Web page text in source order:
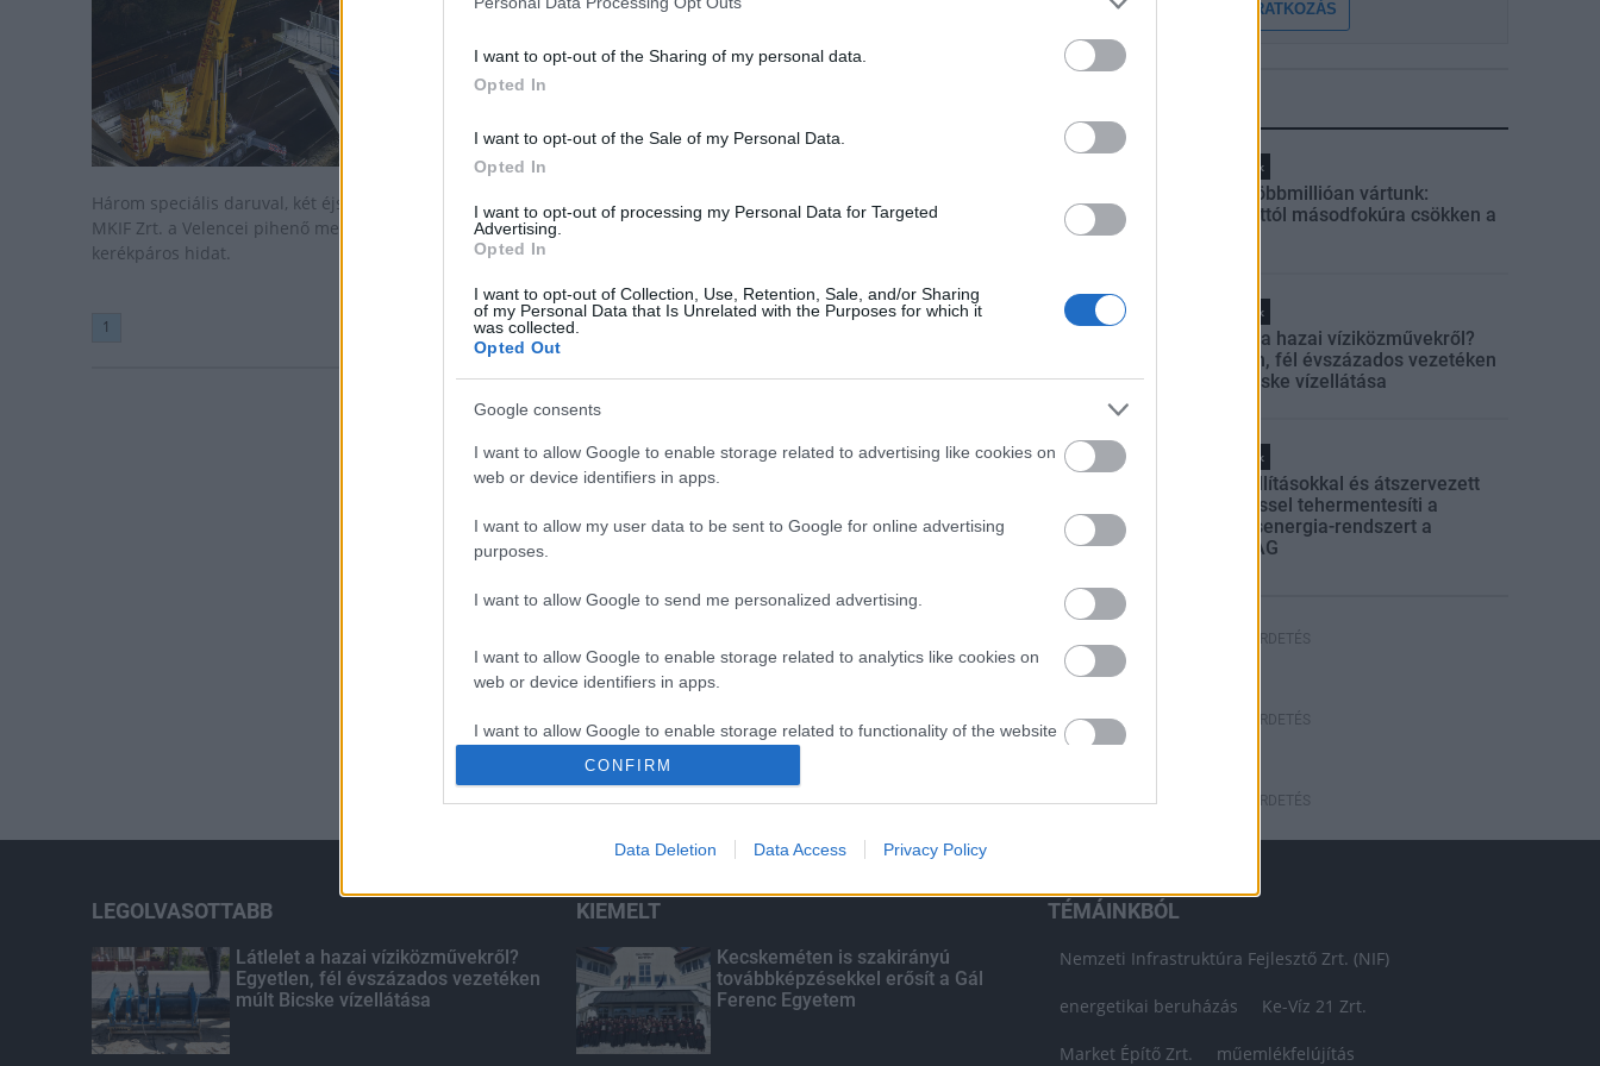
I want to opt-out of the Sharing of my personal data.
Opted In
I want to opt-out of the Sale of my Personal Data.
Opted In
I want to opt-out of processing my Personal Data for Targeted
Advertising.
Opted In
I want to opt-out of Collection, Use, Retention, Sale, and/or Sharing
of my Personal Data that Is Unrelated with the Purposes for which it
was collected.
Opted Out
Google consents
I want to allow Google to enable storage related to advertising like cookies on
web or device identifiers in apps.
I want to allow my user data to be sent to Google for online advertising
purposes.
I want to allow Google to send me personalized advertising.
I want to allow Google to enable storage related to analytics like cookies on
web or device identifiers in apps.
I want to allow Google to enable storage related to functionality of the website
I want to allow Google to enable storage related to personalization.
I want to allow Google to enable storage related to security, including
CONFIRM
Data Deletion Data Access Privacy Policy
Három speciális daruval, két éjszaka alatt bontotta el az
MKIF Zrt. a Velencei pihenő melletti régi gyalogos-
kerékpáros hidat.
1
FELIRATKOZÁS
Helyi hírek
Amire többmillióan vártunk:
szombattól másodfokúra csökken a
Helyi hírek
Látlelet a hazai víziközművekről?
Egyetlen, fél évszázados vezetéken
múlt Bicske vízellátása
Helyi hírek
Gyárleállításokkal és átszervezett
termeléssel tehermentesíti a
villamosenergia-rendszert a
STRABAG
HIRDETÉS
HIRDETÉS
HIRDETÉS
LEGOLVASOTTABB
Látlelet a hazai víziközművekről?
Egyetlen, fél évszázados vezetéken
múlt Bicske vízellátása
KIEMELT
Kecskeméten is szakirányú
továbbképzésekkel erősít a Gál
Ferenc Egyetem
TÉMÁINKBÓL
Nemzeti Infrastruktúra Fejlesztő Zrt. (NIF)
energetikai beruházás Ke-Víz 21 Zrt.
Market Építő Zrt. műemlékfelújítás